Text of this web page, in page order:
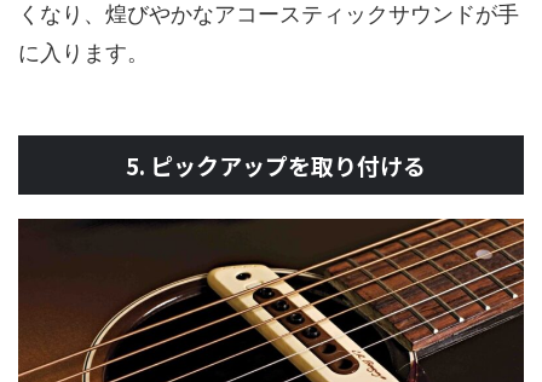
くなり、煌びやかなアコースティックサウンドが手
に入ります。
5. ピックアップを取り付ける